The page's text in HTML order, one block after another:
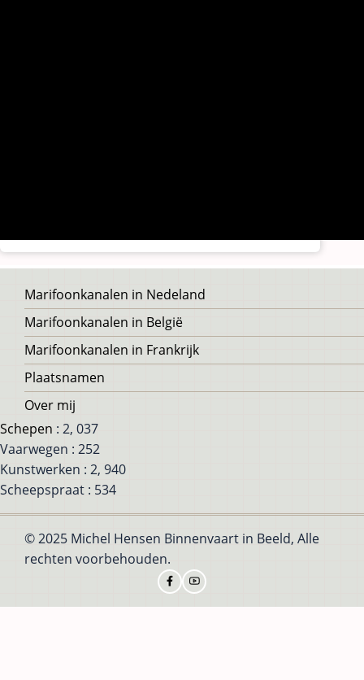
Voet
Marifoonkanalen in Nedeland
Marifoonkanalen in België
Marifoonkanalen in Frankrijk
Plaatsnamen
Over mij
Schepen : 2, 037
Vaarwegen : 252
Kunstwerken : 2, 940
Scheepspraat : 534
© 2025 Michel Hensen Binnenvaart in Beeld, Alle
rechten voorbehouden.